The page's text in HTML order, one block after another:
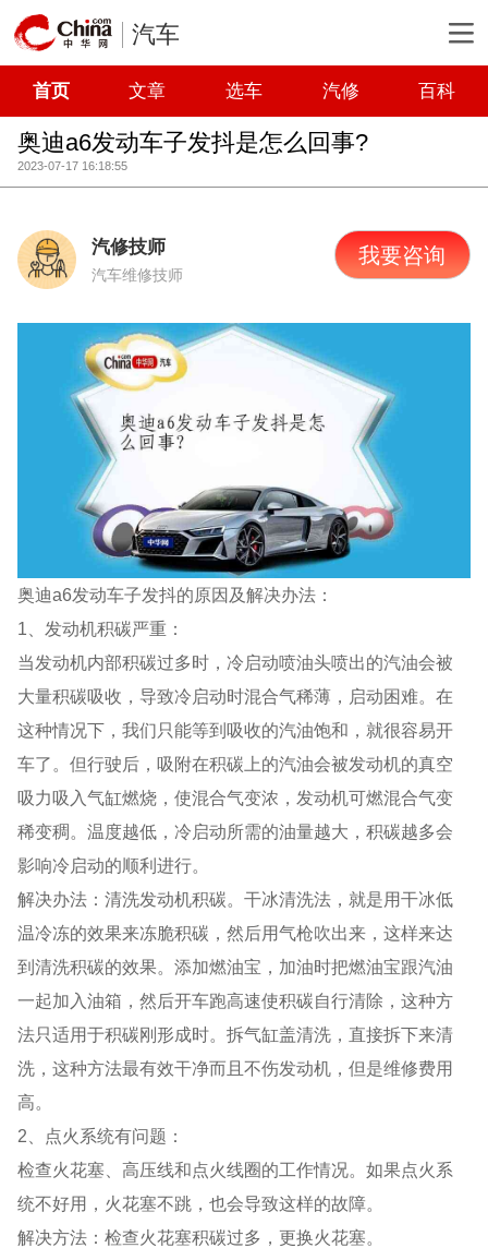
汽车
首页 文章 选车 汽修 百科
奥迪a6发动车子发抖是怎么回事?
2023-07-17 16:18:55
汽修技师
汽车维修技师
我要咨询
奥迪a6发动车子发抖的原因及解决办法：
1、发动机积碳严重：
当发动机内部积碳过多时，冷启动喷油头喷出的汽油会被
大量积碳吸收，导致冷启动时混合气稀薄，启动困难。在
这种情况下，我们只能等到吸收的汽油饱和，就很容易开
车了。但行驶后，吸附在积碳上的汽油会被发动机的真空
吸力吸入气缸燃烧，使混合气变浓，发动机可燃混合气变
稀变稠。温度越低，冷启动所需的油量越大，积碳越多会
影响冷启动的顺利进行。
解决办法：清洗发动机积碳。干冰清洗法，就是用干冰低
温冷冻的效果来冻脆积碳，然后用气枪吹出来，这样来达
到清洗积碳的效果。添加燃油宝，加油时把燃油宝跟汽油
一起加入油箱，然后开车跑高速使积碳自行清除，这种方
法只适用于积碳刚形成时。拆气缸盖清洗，直接拆下来清
洗，这种方法最有效干净而且不伤发动机，但是维修费用
高。
2、点火系统有问题：
检查火花塞、高压线和点火线圈的工作情况。如果点火系
统不好用，火花塞不跳，也会导致这样的故障。
解决方法：检查火花塞积碳过多，更换火花塞。